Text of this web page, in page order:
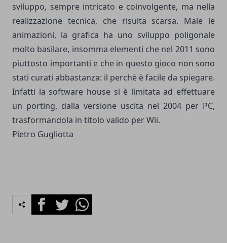
sviluppo, sempre intricato e coinvolgente, ma nella
realizzazione tecnica, che risulta scarsa. Male le
animazioni, la grafica ha uno sviluppo poligonale
molto basilare, insomma elementi che nel 2011 sono
piuttosto importanti e che in questo gioco non sono
stati curati abbastanza: il perchè è facile da spiegare.
Infatti la software house si è limitata ad effettuare
un porting, dalla versione uscita nel 2004 per PC,
trasformandola in titolo valido per Wii.
Pietro Gugliotta
FacebookTwitterWhatsapp